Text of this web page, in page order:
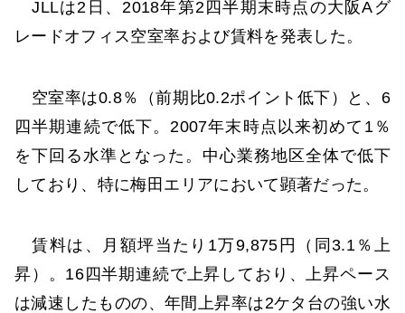
JLLは2日、2018年第2四半期末時点の大阪Aグ
レードオフィス空室率および賃料を発表した。
空室率は0.8％（前期比0.2ポイント低下）と、6
四半期連続で低下。2007年末時点以来初めて1％
を下回る水準となった。中心業務地区全体で低下
しており、特に梅田エリアにおいて顕著だった。
賃料は、月額坪当たり1万9,875円（同3.1％上
昇）。16四半期連続で上昇しており、上昇ペース
は減速したものの、年間上昇率は2ケタ台の強い水